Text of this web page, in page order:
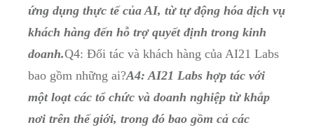
ứng dụng thực tế của AI, từ tự động hóa dịch vụ
khách hàng đến hỗ trợ quyết định trong kinh
doanh.Q4: Đối tác và khách hàng của AI21 Labs
bao gồm những ai?A4: AI21 Labs hợp tác với
một loạt các tổ chức và doanh nghiệp từ khắp
nơi trên thế giới, trong đó bao gồm cả các